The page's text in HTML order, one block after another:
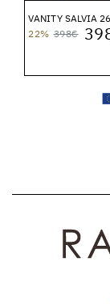
VANITY SALVIA
22% 398€